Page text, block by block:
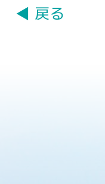
◀ 戻る